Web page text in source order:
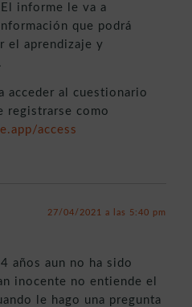
informe le va a
que podrá
el aprendizaje y
acceder al cuestionario
registrarse como
access
27/04/2021 a las 5:40 pm
años aun no ha sido
inocente no entiende el
le hago una pregunta